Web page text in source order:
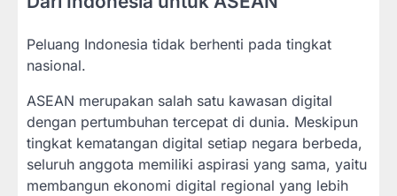
Peluang Indonesia tidak berhenti pada tingkat
nasional.
ASEAN merupakan salah satu kawasan digital
dengan pertumbuhan tercepat di dunia. Meskipun
tingkat kematangan digital setiap negara berbeda,
seluruh anggota memiliki aspirasi yang sama, yaitu
membangun ekonomi digital regional yang lebih